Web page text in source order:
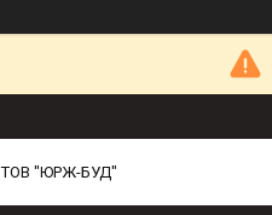
ТОВ "ЮРЖ-БУД"